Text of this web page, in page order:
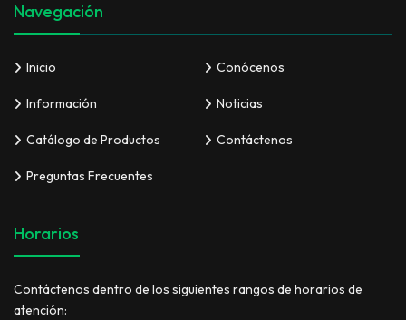
Navegación
Inicio Conócenos
Información Noticias
Catálogo de Productos Contáctenos
Preguntas Frecuentes
Horarios
Contáctenos dentro de los siguientes rangos de horarios de
atención: